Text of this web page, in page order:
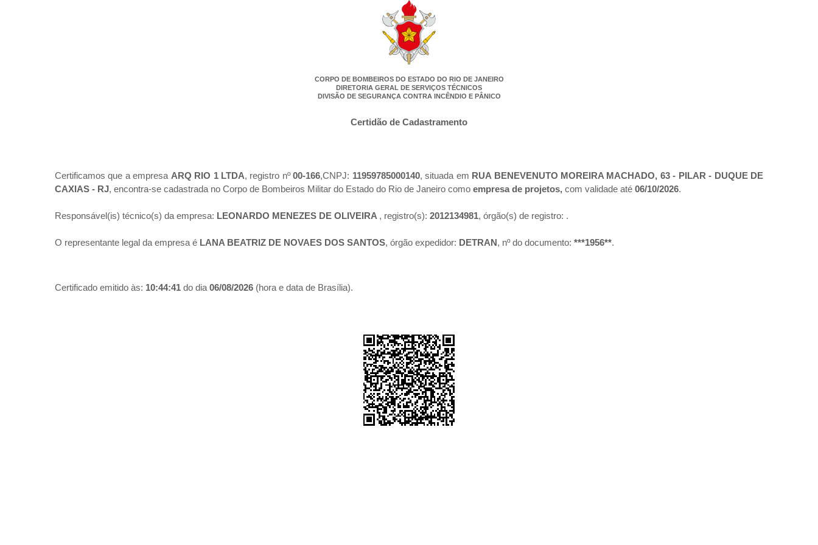
CORPO DE BOMBEIROS DO ESTADO DO RIO DE JANEIRO
DIRETORIA GERAL DE SERVIÇOS TÉCNICOS
DIVISÃO DE SEGURANÇA CONTRA INCÊNDIO E PÂNICO
Certidão de Cadastramento
Certificamos que a empresa ARQ RIO 1 LTDA, registro nº00-166,CNPJ: 11959785000140, situada em RUA BENEVENUTO MOREIRA MACHADO, 63 - PILAR - DUQUE DE
CAXIAS - RJ, encontra-se cadastrada no Corpo de Bombeiros Militar do Estado do Rio de Janeiro como empresa de projetos, com validade até 06/10/2026.
Responsável(is) técnico(s) da empresa: LEONARDO MENEZES DE OLIVEIRA , registro(s): 2012134981, órgão(s) de registro: .
O representante legal da empresa é LANA BEATRIZ DE NOVAES DOS SANTOS, órgão expedidor: DETRAN, nº do documento: ***1956**.
Certificado emitido às: 10:44:41 do dia 06/08/2026 (hora e data de Brasília).